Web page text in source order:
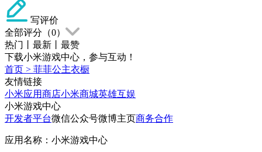
写评价
全部评分（0）
热门
最新
最赞
下载小米游戏中心，参与互动！
首页 > 菲菲公主衣橱
友情链接
小米应用商店小米商城英雄互娱
小米游戏中心
开发者平台微信公众号微博主页商务合作
应用名称：小米游戏中心